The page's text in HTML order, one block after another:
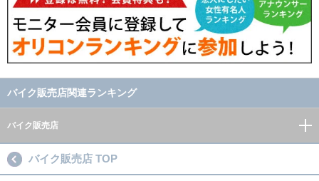
バイク販売店関連ランキング
バイク販売店
バイク販売店 TOP